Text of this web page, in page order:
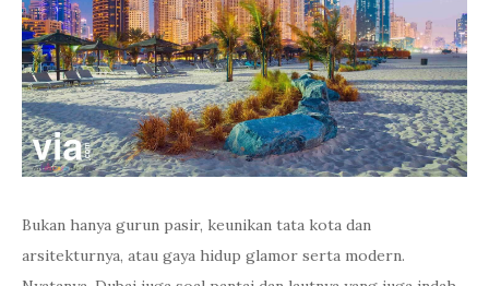
Bukan hanya gurun pasir, keunikan tata kota dan
arsitekturnya, atau gaya hidup glamor serta modern.